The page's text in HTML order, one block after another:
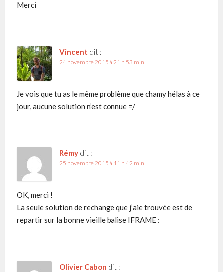
Merci
Vincent dit :
24 novembre 2015 à 21 h 53 min
Je vois que tu as le même problème que chamy hélas à ce
jour, aucune solution n’est connue =/
Rémy dit :
25 novembre 2015 à 11 h 42 min
OK, merci !
La seule solution de rechange que j’aie trouvée est de
repartir sur la bonne vieille balise IFRAME :
Olivier Cabon dit :